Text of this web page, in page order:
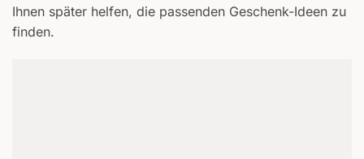
Ihnen später helfen, die passenden Geschenk-Ideen zu
finden.